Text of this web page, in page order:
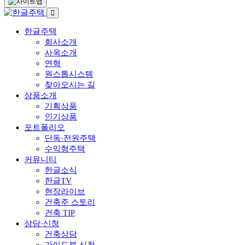
한글주택
회사소개
사옥소개
연혁
원스톱시스템
찾아오시는 길
상품소개
기획상품
인기상품
포트폴리오
단독·전원주택
수익형주택
커뮤니티
한글소식
한글TV
현장라이브
건축주 스토리
건축 TIP
상담·신청
건축상담